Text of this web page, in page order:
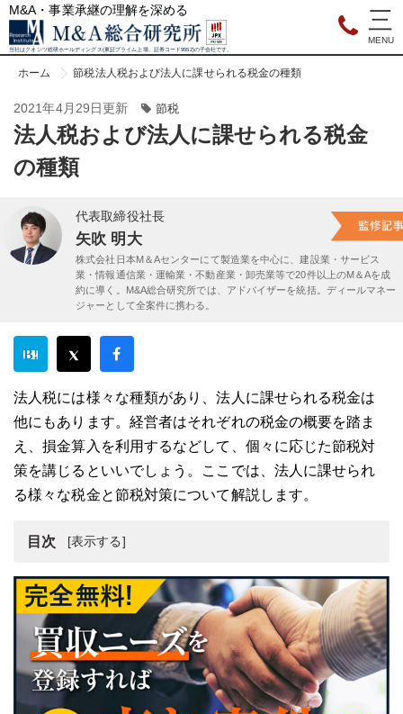
M&A・事業承継の理解を深める
当社はクオンツ総研ホールディングス(東証プライム上場、証券コード9552)の子会社です。
ホーム 節税法人税および法人に課せられる税金の種類
2021年4月29日更新 節税
法人税および法人に課せられる税金
の種類
代表取締役社長
矢吹 明大
株式会社日本M＆Aセンターにて製造業を中心に、建設業・サービス
業・情報通信業・運輸業・不動産業・卸売業等で20件以上のM＆Aを成
約に導く。M&A総合研究所では、アドバイザーを統括。ディールマネー
ジャーとして全案件に携わる。
法人税には様々な種類があり、法人に課せられる税金は
他にもあります。経営者はそれぞれの税金の概要を踏ま
え、損金算入を利用するなどして、個々に応じた節税対
策を講じるといいでしょう。ここでは、法人に課せられ
る様々な税金と節税対策について解説します。
目次
法人税および法人に課せられる税金の種類
法人税とは
消費税・地方消費税とは
法人事業税とは